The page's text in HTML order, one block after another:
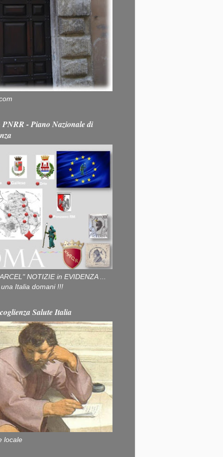
- Piano Nazionale di
NOTIZIE in EVIDENZA ...
Italia domani !!!
Salute Italia
locale